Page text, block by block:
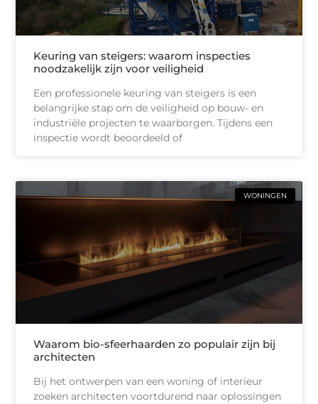
Keuring van steigers: waarom inspecties
noodzakelijk zijn voor veiligheid
Een professionele keuring van steigers is een
belangrijke stap om de veiligheid op bouw- en
industriële projecten te waarborgen. Tijdens een
inspectie wordt beoordeeld of
WONINGEN
Waarom bio-sfeerhaarden zo populair zijn bij
architecten
Bij het ontwerpen van een woning of interieur
zoeken architecten voortdurend naar oplossingen